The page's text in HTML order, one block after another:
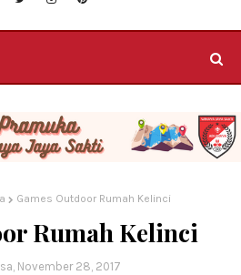
Games Outdoor Rumah Kelinci
Rumah Kelinci
November 28, 2017